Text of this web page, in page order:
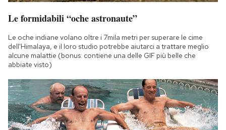
Le formidabili “oche astronaute”
Le oche indiane volano oltre i 7mila metri per superare le cime
dell'Himalaya, e il loro studio potrebbe aiutarci a trattare meglio
alcune malattie (bonus: contiene una delle GIF più belle che
abbiate visto)